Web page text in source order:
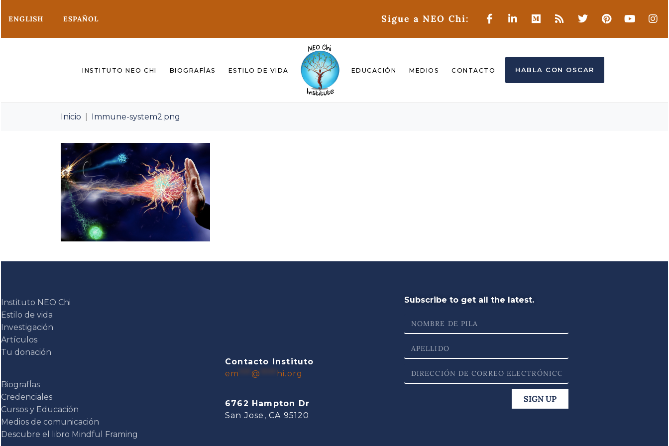
ENGLISH ESPAÑOL Sigue a NEO Chi:
INSTITUTO NEO CHI BIOGRAFÍAS ESTILO DE VIDA EDUCACIÓN MEDIOS CONTACTO HABLA CON OSCAR
Inicio Immune-system2.png
Instituto NEO Chi
Estilo de vida
Investigación
Artículos
Tu donación
BiografÍas
Credenciales
Cursos y Educación
Medios de comunicación
Descubre el libro Mindful Framing
Contacto Instituto
em
@ hi.org
6762 Hampton Dr
San Jose, CA 95120
Subscribe to get all the latest.
SIGN UP